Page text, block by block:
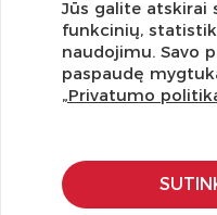
Užsisakykite
pasiūlymus!
KLIENTŲ APTARNAVIMAS
Jūs galite atskirai
funkcinių,
naudojimu. Savo
paspaudę
„Privatumo